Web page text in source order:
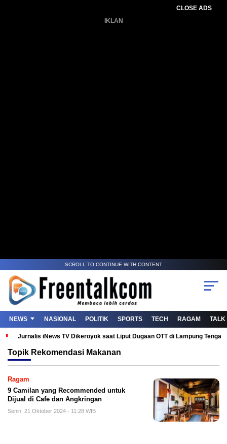
CLOSE ADS
IKLAN
SCROLL TO CONTINUE WITH CONTENT
NEWS NASIONAL POLITIK SPORTS TECH RAGAM TALK
Jurnalis iNews TV Dikeroyok saat Liput Dugaan OTT di Lampung
Topik Rekomendasi Makanan
Ragam
9 Camilan yang Recommended untuk
Dijual di Cafe dan Angkringan
Senin, 21 Oktober 2024 - 11:28 WIB